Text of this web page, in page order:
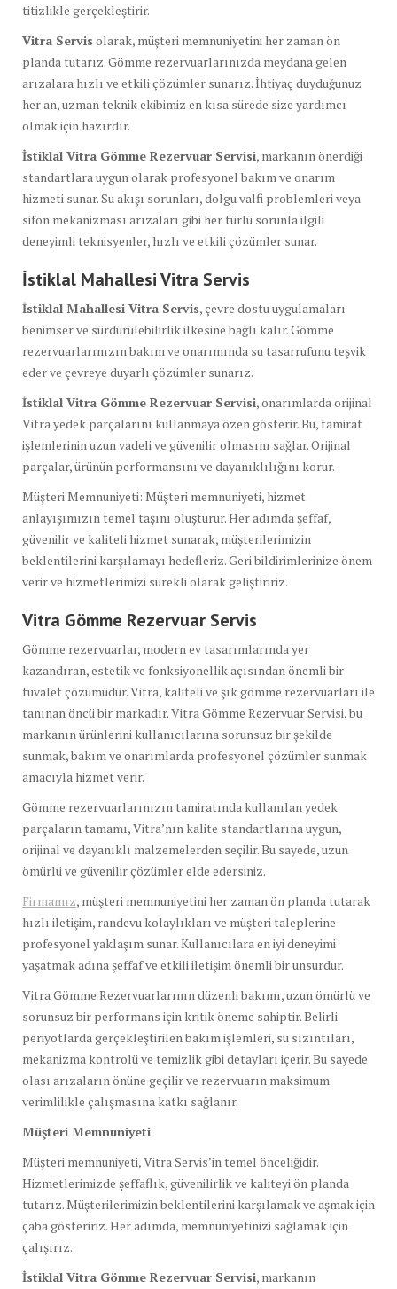
titizlikle gerçekleştirir.
Vitra Servis olarak, müşteri memnuniyetini her zaman ön
planda tutarız. Gömme rezervuarlarınızda meydana gelen
arızalara hızlı ve etkili çözümler sunarız. İhtiyaç duyduğunuz
her an, uzman teknik ekibimiz en kısa sürede size yardımcı
olmak için hazırdır.
İstiklal Vitra Gömme Rezervuar Servisi, markanın önerdiği
standartlara uygun olarak profesyonel bakım ve onarım
hizmeti sunar. Su akışı sorunları, dolgu valfi problemleri veya
sifon mekanizması arızaları gibi her türlü sorunla ilgili
deneyimli teknisyenler, hızlı ve etkili çözümler sunar.
İstiklal Mahallesi Vitra Servis
İstiklal Mahallesi Vitra Servis, çevre dostu uygulamaları
benimser ve sürdürülebilirlik ilkesine bağlı kalır. Gömme
rezervuarlarınızın bakım ve onarımında su tasarrufunu teşvik
eder ve çevreye duyarlı çözümler sunarız.
İstiklal Vitra Gömme Rezervuar Servisi, onarımlarda orijinal
Vitra yedek parçalarını kullanmaya özen gösterir. Bu, tamirat
işlemlerinin uzun vadeli ve güvenilir olmasını sağlar. Orijinal
parçalar, ürünün performansını ve dayanıklılığını korur.
Müşteri Memnuniyeti: Müşteri memnuniyeti, hizmet
anlayışımızın temel taşını oluşturur. Her adımda şeffaf,
güvenilir ve kaliteli hizmet sunarak, müşterilerimizin
beklentilerini karşılamayı hedefleriz. Geri bildirimlerinize önem
verir ve hizmetlerimizi sürekli olarak geliştiririz.
Vitra Gömme Rezervuar Servis
Gömme rezervuarlar, modern ev tasarımlarında yer
kazandıran, estetik ve fonksiyonellik açısından önemli bir
tuvalet çözümüdür. Vitra, kaliteli ve şık gömme rezervuarları ile
tanınan öncü bir markadır. Vitra Gömme Rezervuar Servisi, bu
markanın ürünlerini kullanıcılarına sorunsuz bir şekilde
sunmak, bakım ve onarımlarda profesyonel çözümler sunmak
amacıyla hizmet verir.
Gömme rezervuarlarınızın tamiratında kullanılan yedek
parçaların tamamı, Vitra’nın kalite standartlarına uygun,
orijinal ve dayanıklı malzemelerden seçilir. Bu sayede, uzun
ömürlü ve güvenilir çözümler elde edersiniz.
Firmamız, müşteri memnuniyetini her zaman ön planda tutarak
hızlı iletişim, randevu kolaylıkları ve müşteri taleplerine
profesyonel yaklaşım sunar. Kullanıcılara en iyi deneyimi
yaşatmak adına şeffaf ve etkili iletişim önemli bir unsurdur.
Vitra Gömme Rezervuarlarının düzenli bakımı, uzun ömürlü ve
sorunsuz bir performans için kritik öneme sahiptir. Belirli
periyotlarda gerçekleştirilen bakım işlemleri, su sızıntıları,
mekanizma kontrolü ve temizlik gibi detayları içerir. Bu sayede
olası arızaların önüne geçilir ve rezervuarın maksimum
verimlilikle çalışmasına katkı sağlanır.
Müşteri Memnuniyeti
Müşteri memnuniyeti, Vitra Servis’in temel önceliğidir.
Hizmetlerimizde şeffaflık, güvenilirlik ve kaliteyi ön planda
tutarız. Müşterilerimizin beklentilerini karşılamak ve aşmak için
çaba gösteririz. Her adımda, memnuniyetinizi sağlamak için
çalışırız.
İstiklal Vitra Gömme Rezervuar Servisi, markanın